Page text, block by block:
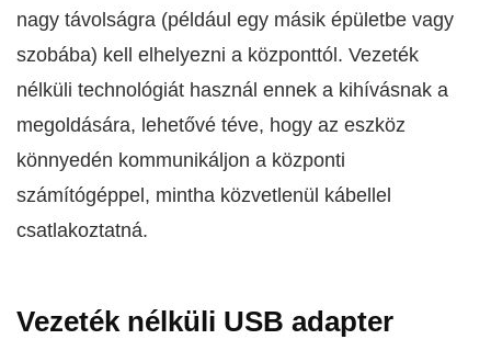
nagy távolságra (például egy másik épületbe vagy
szobába) kell elhelyezni a központtól. Vezeték
nélküli technológiát használ ennek a kihívásnak a
megoldására, lehetővé téve, hogy az eszköz
könnyedén kommunikáljon a központi
számítógéppel, mintha közvetlenül kábellel
csatlakoztatná.
Vezeték nélküli USB adapter